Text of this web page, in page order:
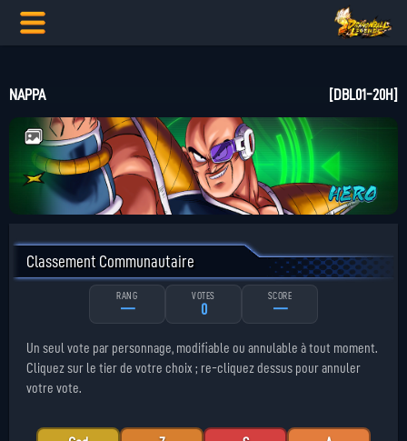
NAPPA [DBL01-20H]
Classement Communautaire
RANG
—
VOTES
0
SCORE
—
Un seul vote par personnage, modifiable ou annulable à tout moment.
Cliquez sur le tier de votre choix ; re-cliquez dessus pour annuler
votre vote.